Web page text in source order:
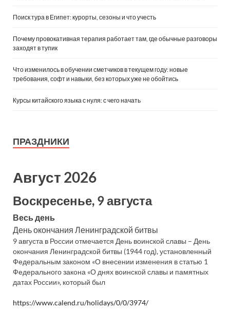
Поиск тура в Египет: курорты, сезоны и что учесть
Почему провокативная терапия работает там, где обычные разговоры
заходят в тупик
Что изменилось в обучении сметчиков в текущем году: новые
требования, софт и навыки, без которых уже не обойтись
Курсы китайского языка с нуля: с чего начать
ПРАЗДНИКИ
Август 2026
Воскресенье, 9 августа
Весь день
День окончания Ленинградской битвы
9 августа в России отмечается День воинской славы – День
окончания Ленинградской битвы (1944 год), установленный
Федеральным законом «О внесении изменения в статью 1
Федерального закона «О днях воинской славы и памятных
датах России», который был
https://www.calend.ru/holidays/0/0/3974/